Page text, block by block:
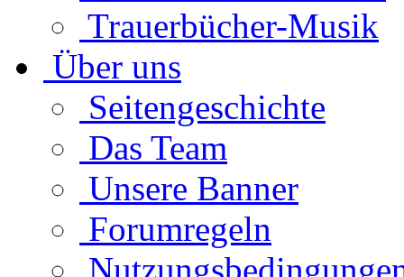
Trauerbücher-Musik
Über uns
Seitengeschichte
Das Team
Unsere Banner
Forumregeln